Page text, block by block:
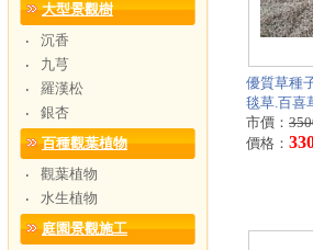
大型景觀樹
‧
沉香
‧
九芎
‧
羅漢松
‧
銀杏
百種觀葉植物
‧
觀葉植物
‧
水生植物
庭園景觀施工
優質草種
毯草.百喜
市價：
價格：